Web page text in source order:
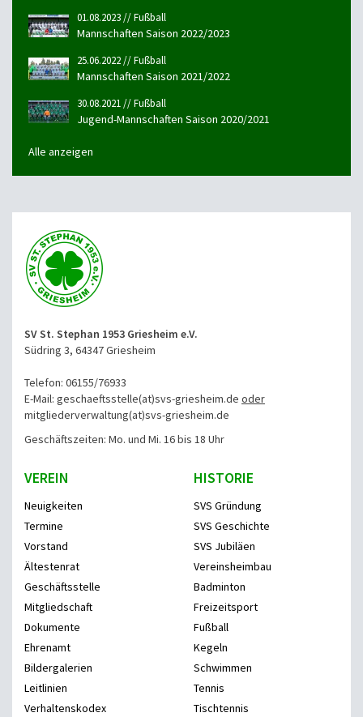
01.08.2023 // Fußball
Mannschaften Saison 2022/2023
25.06.2022 // Fußball
Mannschaften Saison 2021/2022
30.08.2021 // Fußball
Jugend-Mannschaften Saison 2020/2021
Alle anzeigen
SV St. Stephan 1953 Griesheim e.V.
Südring 3, 64347 Griesheim
Telefon: 06155/76933
E-Mail: geschaeftsstelle(at)svs-griesheim.de oder
mitgliederverwaltung(at)svs-griesheim.de
Geschäftszeiten: Mo. und Mi. 16 bis 18 Uhr
VEREIN
Neuigkeiten
Termine
Vorstand
Ältestenrat
Geschäftsstelle
Mitgliedschaft
Dokumente
Ehrenamt
Bildergalerien
Leitlinien
Verhaltenskodex
HISTORIE
SVS Gründung
SVS Geschichte
SVS Jubiläen
Vereinsheimbau
Badminton
Freizeitsport
Fußball
Kegeln
Schwimmen
Tennis
Tischtennis